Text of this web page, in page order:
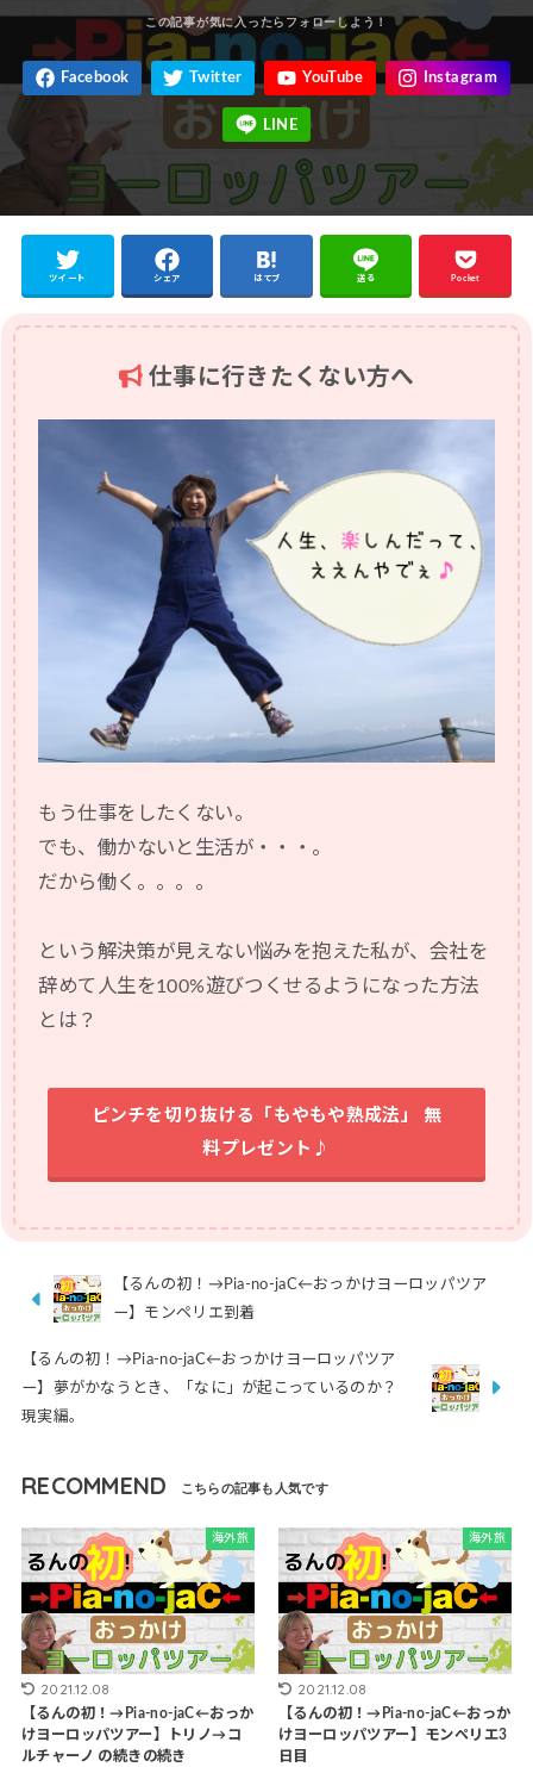
ツイート シェア はてブ 送る Pocket
仕事に行きたくない方へ
もう仕事をしたくない。
でも、働かないと生活が・・・。
だから働く。。。。
という解決策が見えない悩みを抱えた私が、会社を
辞めて人生を100%遊びつくせるようになった方法
とは？
ピンチを切り抜ける「もやもや熟成法」 無
料プレゼント♪
【るんの初！→Pia-no-jaC←おっかけヨーロッパツア
ー】モンペリエ到着
【るんの初！→Pia-no-jaC←おっかけヨーロッパツア
ー】夢がかなうとき、「なに」が起こっているのか？
現実編。
RECOMMEND
海外旅
2021.12.08
【るんの初！→Pia-no-jaC←おっか
けヨーロッパツアー】トリノ→コ
ルチャーノ の続きの続き
海外旅
2021.12.08
【るんの初！→Pia-no-jaC←おっか
けヨーロッパツアー】モンペリエ3
日目